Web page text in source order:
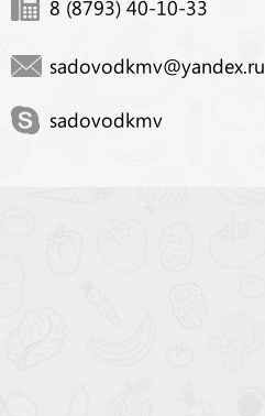
8 (8793) 40-10-33
sadovodkmv@yandex.ru
sadovodkmv